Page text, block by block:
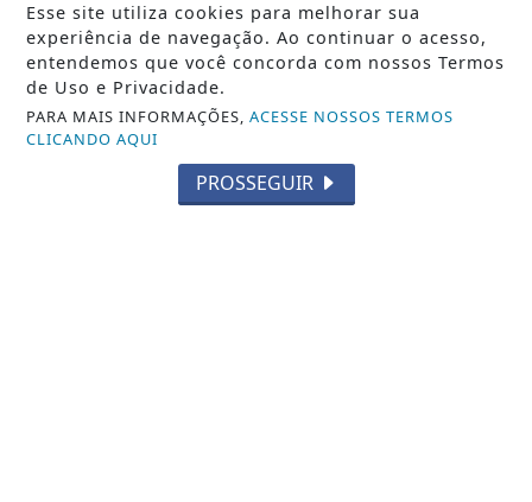
Esse site utiliza cookies para melhorar sua
experiência de navegação. Ao continuar o acesso,
entendemos que você concorda com nossos Termos
de Uso e Privacidade.
PARA MAIS INFORMAÇÕES,ACESSE NOSSOS TERMOS
CLICANDO AQUI
PROSSEGUIR